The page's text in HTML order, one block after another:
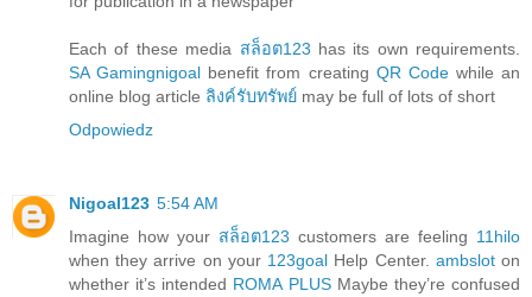
Each of these media สล็อต123 has its own requirements.
SA Gamingnigoal benefit from creating QR Codewhile an
online blog article ลิงค์รับทรัพย์ may be full of lots of short
Odpowiedz
Nigoal123 5:54 AM
Imagine how your สล็อต123 customers are feeling 11hilo
when they arrive on your 123goal Help Center. ambsloton
whether it’s intended ROMA PLUSMaybe they’re confused